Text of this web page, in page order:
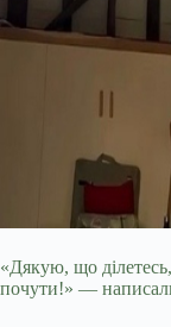
«Дякую, що
почути!» —